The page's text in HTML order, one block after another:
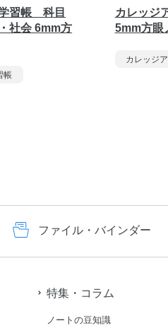
習帳 科目
社会 6mm方
帳
カレッジ
5mm方眼
カレッジ
ファイル・バインダー
特集・コラム
ノートの豆知識